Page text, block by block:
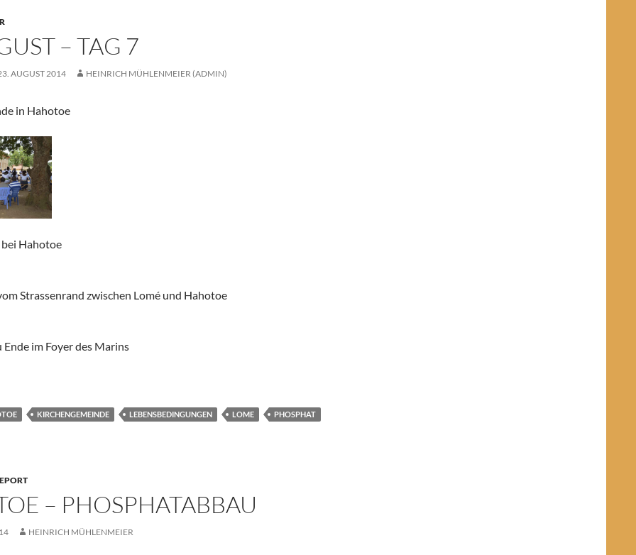
– TAG 7
AUGUST 2014 HEINRICH MÜHLENMEIER (ADMIN)
in Hahotoe
Hahotoe
Strassenrand zwischen Lomé und Hahotoe
Ende im Foyer des Marins
KIRCHENGEMEINDE LEBENSBEDINGUNGEN LOME PHOSPHAT
– PHOSPHATABBAU
HEINRICH MÜHLENMEIER